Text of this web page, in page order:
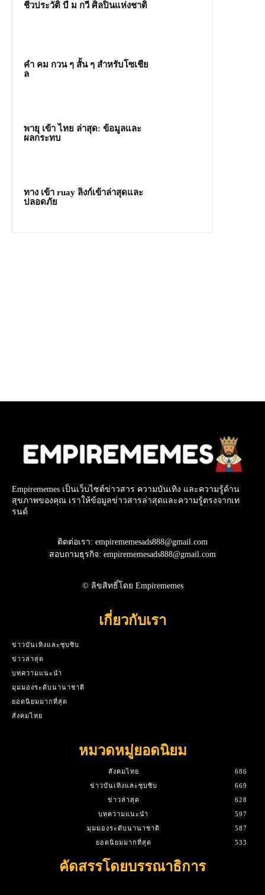
ชีวประวัติ บี ม กวี ศิลปินแห่งชาติ
คํา คม กวน ๆ สั้น ๆ สำหรับโซเชีย
ล
พายุ เข้า ไทย ล่าสุด: ข้อมูลและ
ผลกระทบ
ทาง เข้า ruay ลิงก์เข้าล่าสุดและ
ปลอดภัย
Empirememes เป็นเว็บไซต์ข่าวสาร ความบันเทิง และความรู้ด้าน
สุขภาพของคุณ เราให้ข้อมูลข่าวสารล่าสุดและความรู้ตรงจากเท
รนด์
ติดต่อเรา: empirememesads888@gmail.com
สอบถามธุรกิจ: empirememesads888@gmail.com
© ลิขสิทธิ์โดย Empirememes
เกี่ยวกับเรา
ข่าวบันเทิงและซุบซิบ
ข่าวล่าสุด
บทความแนะนำ
มุมมองระดับนานาชาติ
ยอดนิยมมากที่สุด
สังคมไทย
หมวดหมู่ยอดนิยม
สังคมไทย
686
ข่าวบันเทิงและซุบซิบ
669
ข่าวล่าสุด
628
บทความแนะนำ
597
มุมมองระดับนานาชาติ
587
ยอดนิยมมากที่สุด
533
คัดสรรโดยบรรณาธิการ